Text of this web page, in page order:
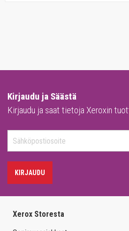
Kirjaudu ja Säästä
Kirjaudu ja saat tietoja Xeroxin
KIRJAUDU
Xerox Storesta